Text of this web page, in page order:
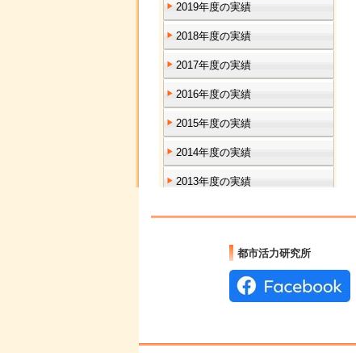
2019年度の実績
2018年度の実績
2017年度の実績
2016年度の実績
2015年度の実績
2014年度の実績
2013年度の実績
都市活力研究所